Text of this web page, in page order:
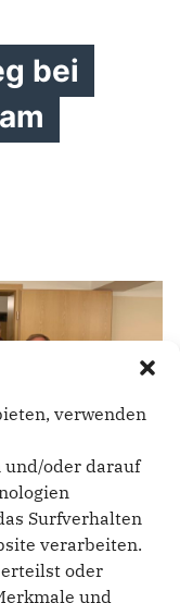
verwenden
oder darauf
Surfverhalten
verarbeiten.
oder
und
bei
prägte den Abend